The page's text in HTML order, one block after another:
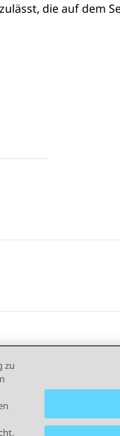
die auf dem
Richtlinie Marken
zu